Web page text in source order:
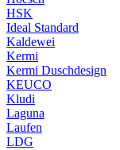
HSK
Ideal Standard
Kaldewei
Kermi
Kermi Duschdesign
KEUCO
Kludi
Laguna
Laufen
LDG